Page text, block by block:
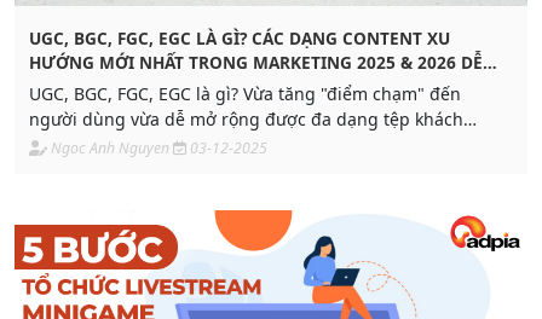
UGC, BGC, FGC, EGC LÀ GÌ? CÁC DẠNG CONTENT XU
HƯỚNG MỚI NHẤT TRONG MARKETING 2025 & 2026 DỄ
VIRAL
UGC, BGC, FGC, EGC là gì? Vừa tăng "điểm chạm" đến
người dùng vừa dễ mở rộng được đa dạng tệp khách
hàng, dự báo dạng content này sẽ trở nên phổ biết trong
Ngoc Anh Nguyen 03-12-2025